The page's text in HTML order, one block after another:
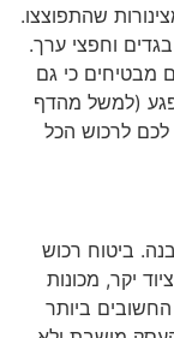
שהתפוצצו.
וחפצי ערך.
מבטיחים כי גם
(למשל מהדף
לכם לרכוש הכל
ביטוח רכוש
יקר, מכונות
ביותר